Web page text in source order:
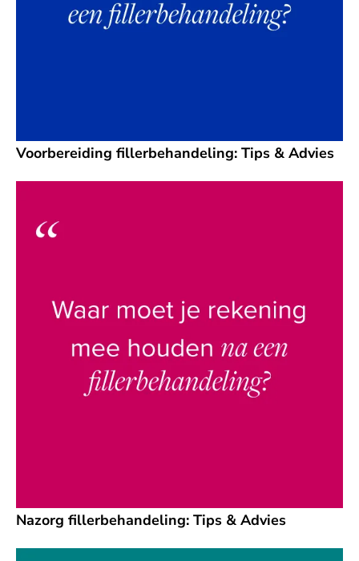
Voorbereiding fillerbehandeling: Tips & Advies
Nazorg fillerbehandeling: Tips & Advies